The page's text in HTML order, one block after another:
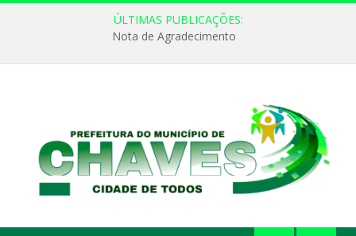
ÚLTIMAS PUBLICAÇÕES:
Nota de Agradecimento